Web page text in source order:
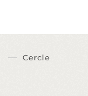
Cercle